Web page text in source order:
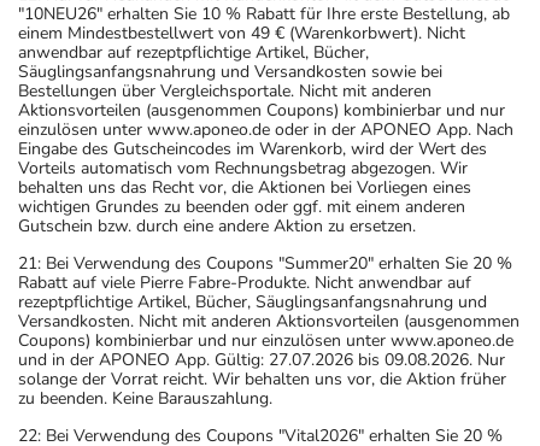
"10NEU26" erhalten Sie 10 % Rabatt für Ihre erste Bestellung, ab
einem Mindestbestellwert von 49 € (Warenkorbwert). Nicht
anwendbar auf rezeptpflichtige Artikel, Bücher,
Säuglingsanfangsnahrung und Versandkosten sowie bei
Bestellungen über Vergleichsportale. Nicht mit anderen
Aktionsvorteilen (ausgenommen Coupons) kombinierbar und nur
einzulösen unter www.aponeo.de oder in der APONEO App. Nach
Eingabe des Gutscheincodes im Warenkorb, wird der Wert des
Vorteils automatisch vom Rechnungsbetrag abgezogen. Wir
behalten uns das Recht vor, die Aktionen bei Vorliegen eines
wichtigen Grundes zu beenden oder ggf. mit einem anderen
Gutschein bzw. durch eine andere Aktion zu ersetzen.
21: Bei Verwendung des Coupons "Summer20" erhalten Sie 20 %
Rabatt auf viele Pierre Fabre-Produkte. Nicht anwendbar auf
rezeptpflichtige Artikel, Bücher, Säuglingsanfangsnahrung und
Versandkosten. Nicht mit anderen Aktionsvorteilen (ausgenommen
Coupons) kombinierbar und nur einzulösen unter www.aponeo.de
und in der APONEO App. Gültig: 27.07.2026 bis 09.08.2026. Nur
solange der Vorrat reicht. Wir behalten uns vor, die Aktion früher
zu beenden. Keine Barauszahlung.
22: Bei Verwendung des Coupons "Vital2026" erhalten Sie 20 %